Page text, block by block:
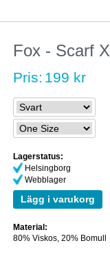
Fox - Scarf
Pris: 199 kr
Lagerstatus:
Helsingborg
Webblager
Lägg i varukorg
Material:
80% Viskos, 20% Bomull